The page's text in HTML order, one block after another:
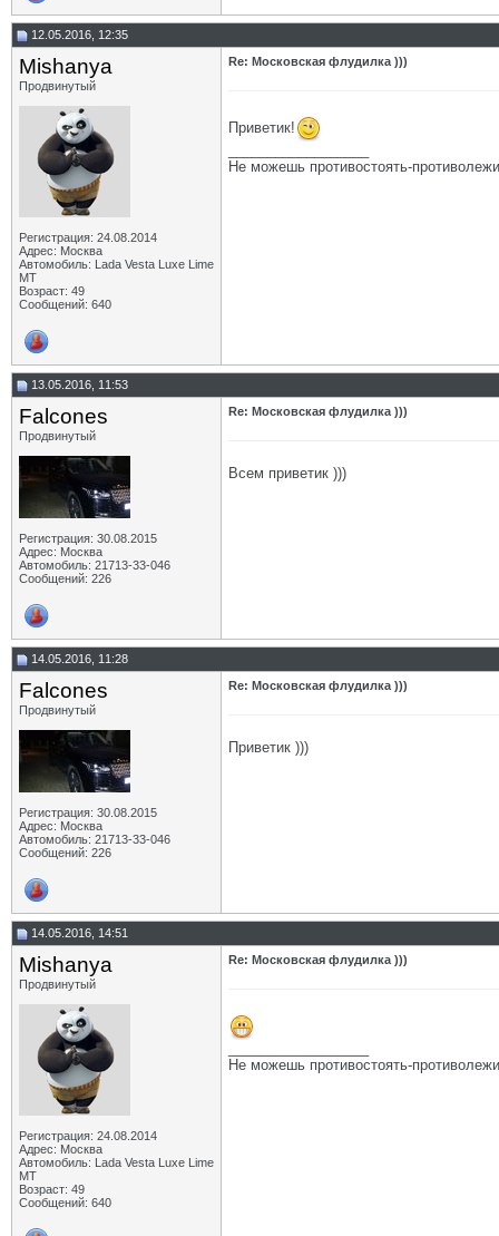
12.05.2016, 12:35
Mishanya
Продвинутый
Регистрация: 24.08.2014
Адрес: Москва
Автомобиль: Lada Vesta Luxe Lime
MT
Возраст: 49
Сообщений: 640
Re: Московская флудилка )))
Приветик!
Не можешь противостоять-
13.05.2016, 11:53
Falcones
Продвинутый
Регистрация: 30.08.2015
Адрес: Москва
Автомобиль: 21713-33-046
Сообщений: 226
Re: Московская флудилка )))
Всем приветик )))
14.05.2016, 11:28
Falcones
Продвинутый
Регистрация: 30.08.2015
Адрес: Москва
Автомобиль: 21713-33-046
Сообщений: 226
Re: Московская флудилка )))
Приветик )))
14.05.2016, 14:51
Mishanya
Продвинутый
Регистрация: 24.08.2014
Адрес: Москва
Автомобиль: Lada Vesta Luxe Lime
MT
Возраст: 49
Сообщений: 640
Re: Московская флудилка )))
Не можешь противостоять-